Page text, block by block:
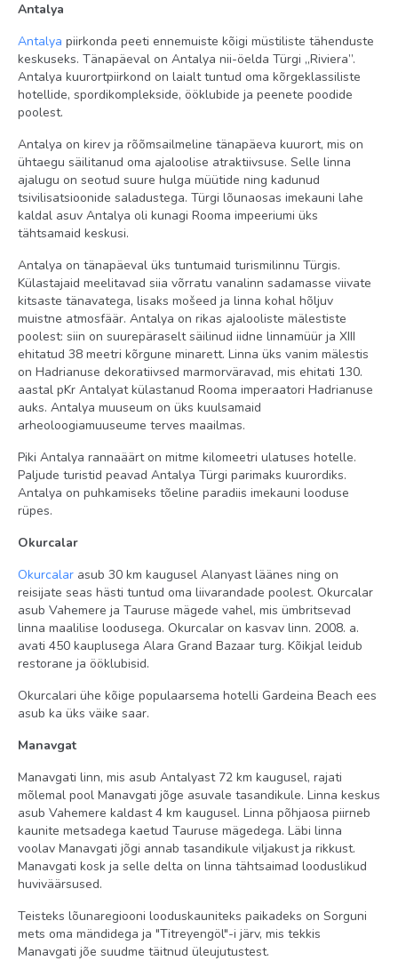
squash tasuta
jalgrattarent
massaaž tasuline
tenniseväljaku valgustus tasuline
jõusaal tasuta
vesiaeroobika tasuta
rannavõrkpall tasuta
türgi saun (hammam) tasuta
noolemäng tasuta
veesport tasuline
korvpall tasuta
lauatennis tasuta
ratsutamine tasuline
minijalgpall tasuta
tenniseväljak tasuta
Rand
liivane
buss randa: tasuta
rannabaar: tasuta
oma
Lamamistoolid, päikesevarjud ja madratsid rannas: tasuta
Antalya
Antalya piirkonda peeti ennemuiste kõigi müstiliste tähenduste
keskuseks. Tänapäeval on Antalya nii-öelda Türgi „Riviera”.
Antalya kuurortpiirkond on laialt tuntud oma kõrgeklassiliste
hotellide, spordikomplekside, ööklubide ja peenete poodide
poolest.
Antalya on kirev ja rõõmsailmeline tänapäeva kuurort, mis on
ühtaegu säilitanud oma ajaloolise atraktiivsuse. Selle linna
ajalugu on seotud suure hulga müütide ning kadunud
tsivilisatsioonide saladustega. Türgi lõunaosas imekauni lahe
kaldal asuv Antalya oli kunagi Rooma impeeriumi üks
tähtsamaid keskusi.
Antalya on tänapäeval üks tuntumaid turismilinnu Türgis.
Külastajaid meelitavad siia võrratu vanalinn sadamasse viivate
kitsaste tänavatega, lisaks mošeed ja linna kohal hõljuv
muistne atmosfäär. Antalya on rikas ajalooliste mälestiste
poolest: siin on suurepäraselt säilinud iidne linnamüür ja XIII
ehitatud 38 meetri kõrgune minarett. Linna üks vanim mälestis
on Hadrianuse dekoratiivsed marmorväravad, mis ehitati 130.
aastal pKr Antalyat külastanud Rooma imperaatori Hadrianuse
auks. Antalya muuseum on üks kuulsamaid
arheoloogiamuuseume terves maailmas.
Piki Antalya rannaäärt on mitme kilomeetri ulatuses hotelle.
Paljude turistid peavad Antalya Türgi parimaks kuurordiks.
Antalya on puhkamiseks tõeline paradiis imekauni looduse
rüpes.
Okurcalar
Okurcalar asub 30 km kaugusel Alanyast läänes ning on
reisijate seas hästi tuntud oma liivarandade poolest. Okurcalar
asub Vahemere ja Tauruse mägede vahel, mis ümbritsevad
linna maalilise loodusega. Okurcalar on kasvav linn. 2008. a.
avati 450 kauplusega Alara Grand Bazaar turg. Kõikjal leidub
restorane ja ööklubisid.
Okurcalari ühe kõige populaarsema hotelli Gardeina Beach ees
asub ka üks väike saar.
Manavgat
Manavgati linn, mis asub Antalyast 72 km kaugusel, rajati
mõlemal pool Manavgati jõge asuvale tasandikule. Linna keskus
asub Vahemere kaldast 4 km kaugusel. Linna põhjaosa piirneb
kaunite metsadega kaetud Tauruse mägedega. Läbi linna
voolav Manavgati jõgi annab tasandikule viljakust ja rikkust.
Manavgati kosk ja selle delta on linna tähtsaimad looduslikud
huviväärsused.
Teisteks lõunaregiooni looduskauniteks paikadeks on Sorguni
mets oma mändidega ja "Titreyengöl"-i järv, mis tekkis
Manavgati jõe suudme täitnud üleujutustest.